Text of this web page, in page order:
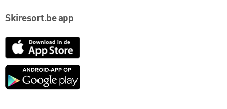
Skiresort.be app
App
Google